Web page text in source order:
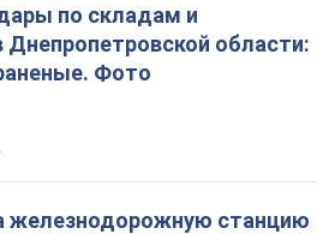
по складам и
Днепропетровской области:
Фото
железнодорожную станцию